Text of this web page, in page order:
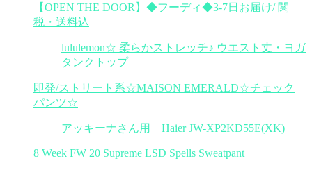
【OPEN THE DOOR】◆フーディ◆3-7日お届け/ 関
税・送料込
lululemon☆ 柔らかストレッチ♪ ウエスト丈・ヨガ
タンクトップ
即発/ストリート系☆MAISON EMERALD☆チェック
パンツ☆
アッキーナさん用 Haier JW-XP2KD55E(XK)
8 Week FW 20 Supreme LSD Spells Sweatpant